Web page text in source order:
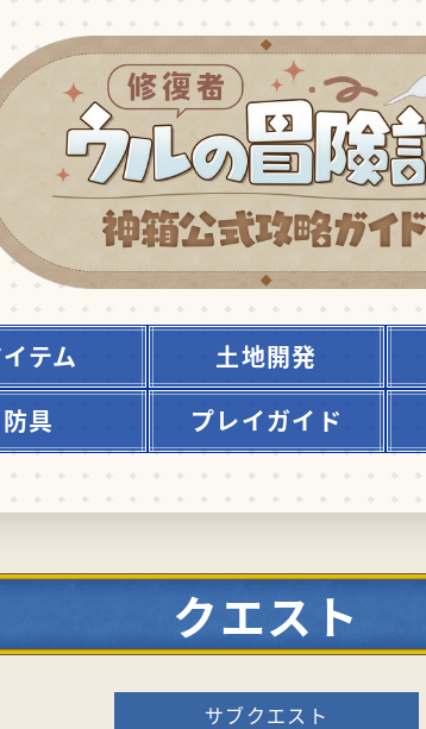
テム 土地開発
防具
プレイガイド
クエスト
サブクエスト